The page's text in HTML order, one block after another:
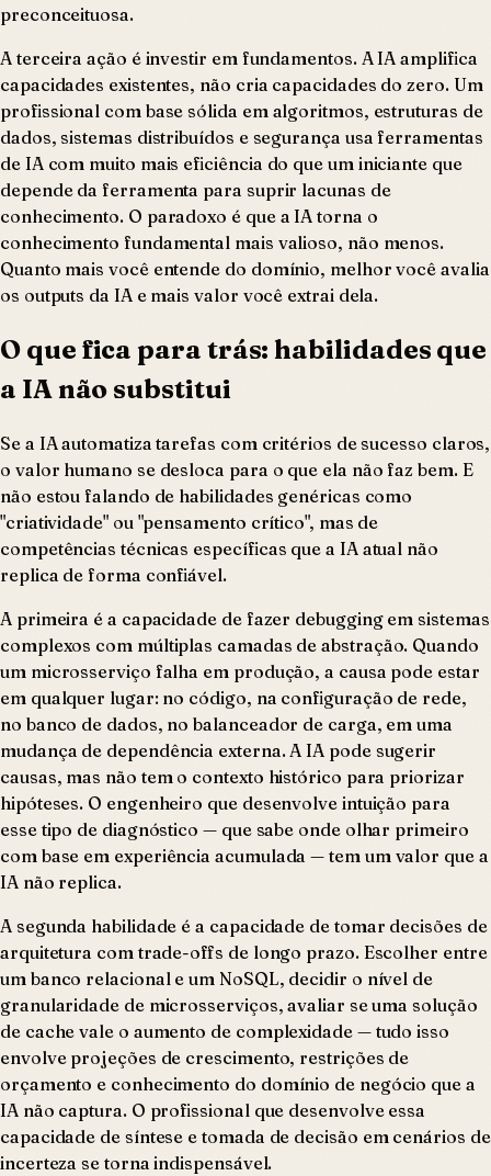
preconceituosa.
A terceira ação é investir em fundamentos. A IA amplifica
capacidades existentes, não cria capacidades do zero. Um
profissional com base sólida em algoritmos, estruturas de
dados, sistemas distribuídos e segurança usa ferramentas
de IA com muito mais eficiência do que um iniciante que
depende da ferramenta para suprir lacunas de
conhecimento. O paradoxo é que a IA torna o
conhecimento fundamental mais valioso, não menos.
Quanto mais você entende do domínio, melhor você avalia
os outputs da IA e mais valor você extrai dela.
O que fica para trás: habilidades que
a IA não substitui
Se a IA automatiza tarefas com critérios de sucesso claros,
o valor humano se desloca para o que ela não faz bem. E
não estou falando de habilidades genéricas como
"criatividade" ou "pensamento crítico", mas de
competências técnicas específicas que a IA atual não
replica de forma confiável.
A primeira é a capacidade de fazer debugging em sistemas
complexos com múltiplas camadas de abstração. Quando
um microsserviço falha em produção, a causa pode estar
em qualquer lugar: no código, na configuração de rede,
no banco de dados, no balanceador de carga, em uma
mudança de dependência externa. A IA pode sugerir
causas, mas não tem o contexto histórico para priorizar
hipóteses. O engenheiro que desenvolve intuição para
esse tipo de diagnóstico — que sabe onde olhar primeiro
com base em experiência acumulada — tem um valor que a
IA não replica.
A segunda habilidade é a capacidade de tomar decisões de
arquitetura com trade-offs de longo prazo. Escolher entre
um banco relacional e um NoSQL, decidir o nível de
granularidade de microsserviços, avaliar se uma solução
de cache vale o aumento de complexidade — tudo isso
envolve projeções de crescimento, restrições de
orçamento e conhecimento do domínio de negócio que a
IA não captura. O profissional que desenvolve essa
capacidade de síntese e tomada de decisão em cenários de
incerteza se torna indispensável.